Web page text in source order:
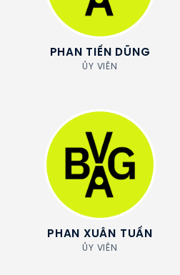
PHAN TIẾN DŨNG
ỦY VIÊN
PHAN XUÂN TUẤN
ỦY VIÊN